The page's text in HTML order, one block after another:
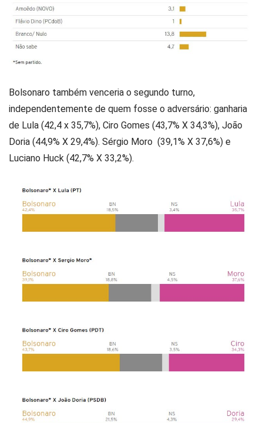
Bolsonaro também venceria o segundo turno,
independentemente de quem fosse o adversário: ganharia
de Lula (42,4 x 35,7%), Ciro Gomes (43,7% X 34,3%), João
Doria (44,9% X 29,4%). Sérgio Moro (39,1% X 37,6%) e
Luciano Huck (42,7% X 33,2%).